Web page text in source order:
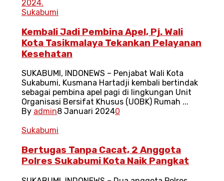
Sukabumi
Kembali Jadi Pembina Apel, Pj. Wali
Kota Tasikmalaya Tekankan Pelayanan
Kesehatan
SUKABUMI, INDONEWS – Penjabat Wali Kota
Sukabumi, Kusmana Hartadji kembali bertindak
sebagai pembina apel pagi di lingkungan Unit
Organisasi Bersifat Khusus (UOBK) Rumah ...
By admin8 Januari 20240
Sukabumi
Bertugas Tanpa Cacat, 2 Anggota
Polres Sukabumi Kota Naik Pangkat